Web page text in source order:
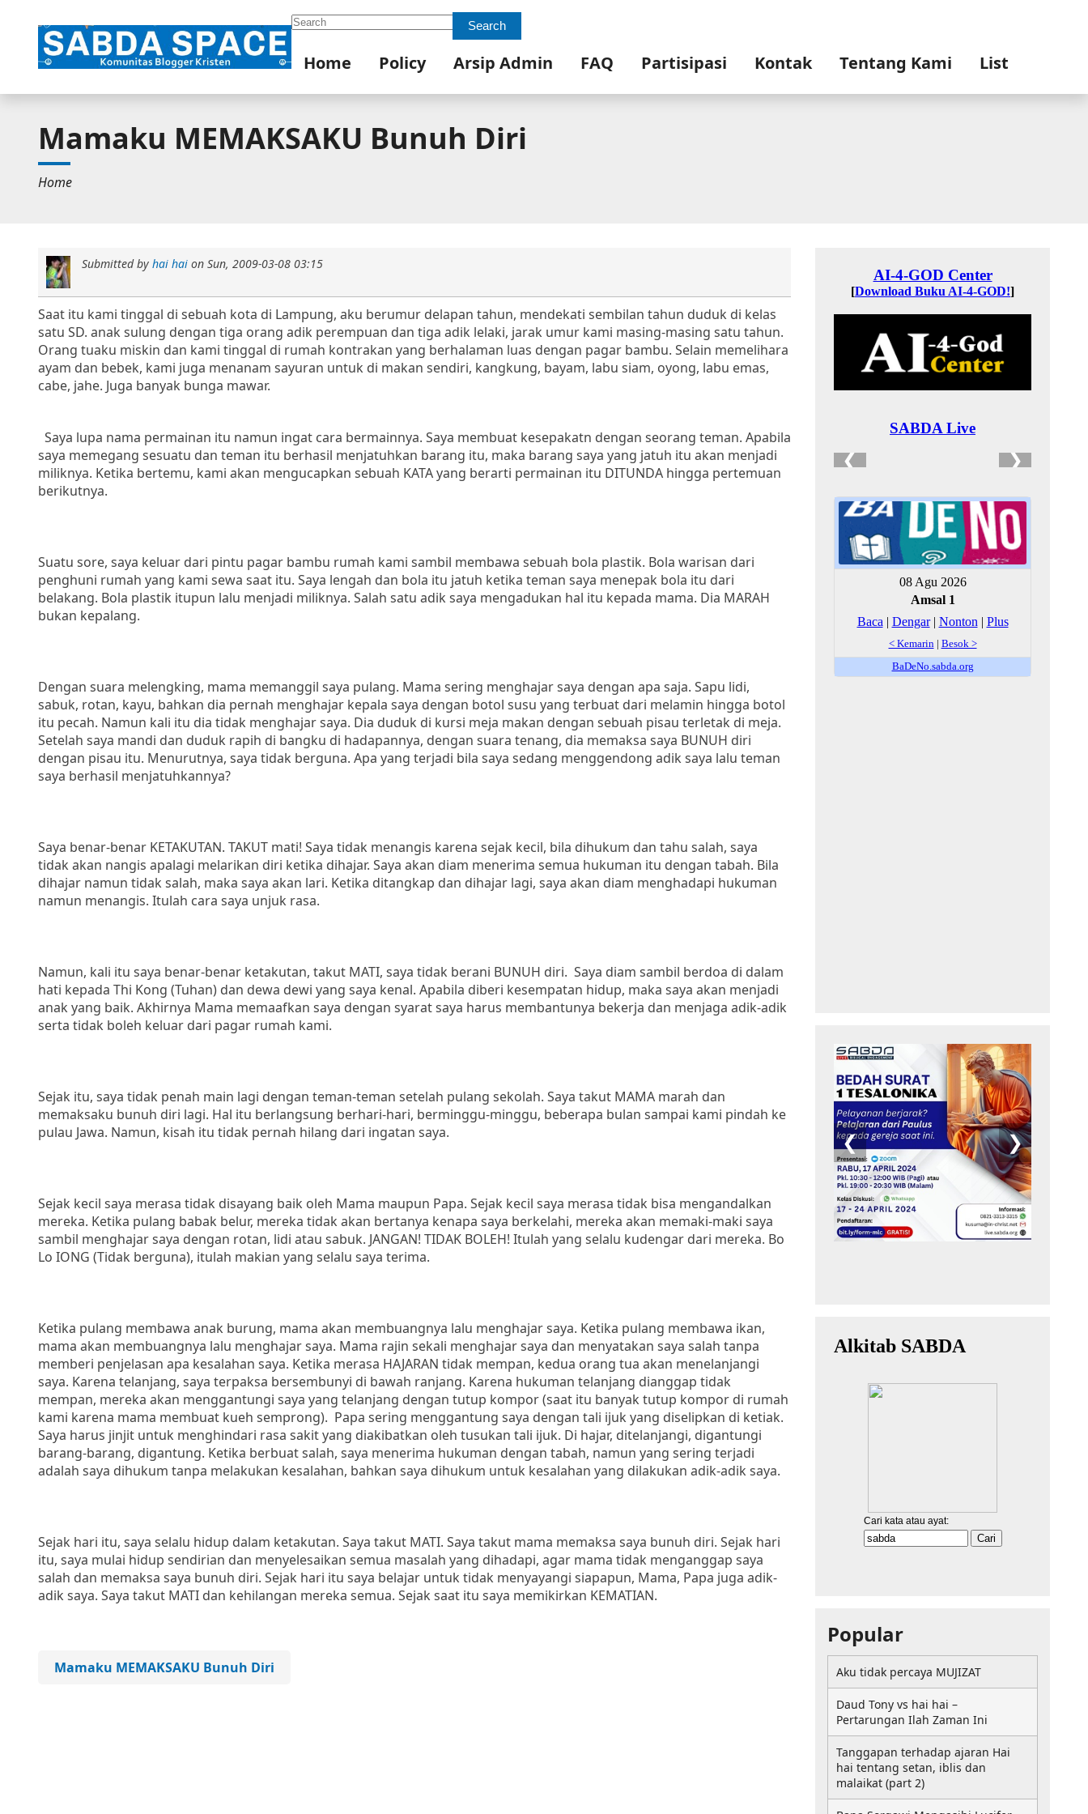
Search Search
Home Policy Arsip Admin FAQ Partisipasi Kontak Tentang Kami List
Mamaku MEMAKSAKU Bunuh Diri
Home
Submitted by hai hai on Sun, 2009-03-08 03:15
Saat itu kami tinggal di sebuah kota di Lampung, aku berumur delapan tahun, mendekati sembilan tahun duduk di kelas
satu SD. anak sulung dengan tiga orang adik perempuan dan tiga adik lelaki, jarak umur kami masing-masing satu tahun.
Orang tuaku miskin dan kami tinggal di rumah kontrakan yang berhalaman luas dengan pagar bambu. Selain memelihara
ayam dan bebek, kami juga menanam sayuran untuk di makan sendiri, kangkung, bayam, labu siam, oyong, labu emas,
cabe, jahe. Juga banyak bunga mawar.
Saya lupa nama permainan itu namun ingat cara bermainnya. Saya membuat kesepakatn dengan seorang teman. Apabila
saya memegang sesuatu dan teman itu berhasil menjatuhkan barang itu, maka barang saya yang jatuh itu akan menjadi
miliknya. Ketika bertemu, kami akan mengucapkan sebuah KATA yang berarti permainan itu DITUNDA hingga pertemuan
berikutnya.
Suatu sore, saya keluar dari pintu pagar bambu rumah kami sambil membawa sebuah bola plastik. Bola warisan dari
penghuni rumah yang kami sewa saat itu. Saya lengah dan bola itu jatuh ketika teman saya menepak bola itu dari
belakang. Bola plastik itupun lalu menjadi miliknya. Salah satu adik saya mengadukan hal itu kepada mama. Dia MARAH
bukan kepalang.
Dengan suara melengking, mama memanggil saya pulang. Mama sering menghajar saya dengan apa saja. Sapu lidi,
sabuk, rotan, kayu, bahkan dia pernah menghajar kepala saya dengan botol susu yang terbuat dari melamin hingga botol
itu pecah. Namun kali itu dia tidak menghajar saya. Dia duduk di kursi meja makan dengan sebuah pisau terletak di meja.
Setelah saya mandi dan duduk rapih di bangku di hadapannya, dengan suara tenang, dia memaksa saya BUNUH diri
dengan pisau itu. Menurutnya, saya tidak berguna. Apa yang terjadi bila saya sedang menggendong adik saya lalu teman
saya berhasil menjatuhkannya?
Saya benar-benar KETAKUTAN. TAKUT mati! Saya tidak menangis karena sejak kecil, bila dihukum dan tahu salah, saya
tidak akan nangis apalagi melarikan diri ketika dihajar. Saya akan diam menerima semua hukuman itu dengan tabah. Bila
dihajar namun tidak salah, maka saya akan lari. Ketika ditangkap dan dihajar lagi, saya akan diam menghadapi hukuman
namun menangis. Itulah cara saya unjuk rasa.
Namun, kali itu saya benar-benar ketakutan, takut MATI, saya tidak berani BUNUH diri. Saya diam sambil berdoa di dalam
hati kepada Thi Kong (Tuhan) dan dewa dewi yang saya kenal. Apabila diberi kesempatan hidup, maka saya akan menjadi
anak yang baik. Akhirnya Mama memaafkan saya dengan syarat saya harus membantunya bekerja dan menjaga adik-adik
serta tidak boleh keluar dari pagar rumah kami.
Sejak itu, saya tidak penah main lagi dengan teman-teman setelah pulang sekolah. Saya takut MAMA marah dan
memaksaku bunuh diri lagi. Hal itu berlangsung berhari-hari, berminggu-minggu, beberapa bulan sampai kami pindah ke
pulau Jawa. Namun, kisah itu tidak pernah hilang dari ingatan saya.
Sejak kecil saya merasa tidak disayang baik oleh Mama maupun Papa. Sejak kecil saya merasa tidak bisa mengandalkan
mereka. Ketika pulang babak belur, mereka tidak akan bertanya kenapa saya berkelahi, mereka akan memaki-maki saya
sambil menghajar saya dengan rotan, lidi atau sabuk. JANGAN! TIDAK BOLEH! Itulah yang selalu kudengar dari mereka. Bo
Lo IONG (Tidak berguna), itulah makian yang selalu saya terima.
Ketika pulang membawa anak burung, mama akan membuangnya lalu menghajar saya. Ketika pulang membawa ikan,
mama akan membuangnya lalu menghajar saya. Mama rajin sekali menghajar saya dan menyatakan saya salah tanpa
memberi penjelasan apa kesalahan saya. Ketika merasa HAJARAN tidak mempan, kedua orang tua akan menelanjangi
saya. Karena telanjang, saya terpaksa bersembunyi di bawah ranjang. Karena hukuman telanjang dianggap tidak
mempan, mereka akan menggantungi saya yang telanjang dengan tutup kompor (saat itu banyak tutup kompor di rumah
kami karena mama membuat kueh semprong). Papa sering menggantung saya dengan tali ijuk yang diselipkan di ketiak.
Saya harus jinjit untuk menghindari rasa sakit yang diakibatkan oleh tusukan tali ijuk. Di hajar, ditelanjangi, digantungi
barang-barang, digantung. Ketika berbuat salah, saya menerima hukuman dengan tabah, namun yang sering terjadi
adalah saya dihukum tanpa melakukan kesalahan, bahkan saya dihukum untuk kesalahan yang dilakukan adik-adik saya.
Sejak hari itu, saya selalu hidup dalam ketakutan. Saya takut MATI. Saya takut mama memaksa saya bunuh diri. Sejak hari
itu, saya mulai hidup sendirian dan menyelesaikan semua masalah yang dihadapi, agar mama tidak menganggap saya
salah dan memaksa saya bunuh diri. Sejak hari itu saya belajar untuk tidak menyayangi siapapun, Mama, Papa juga adik-
adik saya. Saya takut MATI dan kehilangan mereka semua. Sejak saat itu saya memikirkan KEMATIAN.
Mamaku MEMAKSAKU Bunuh Diri
Popular
Aku tidak percaya MUJIZAT
Daud Tony vs hai hai –
Pertarungan Ilah Zaman Ini
Tanggapan terhadap ajaran Hai
hai tentang setan, iblis dan
malaikat (part 2)